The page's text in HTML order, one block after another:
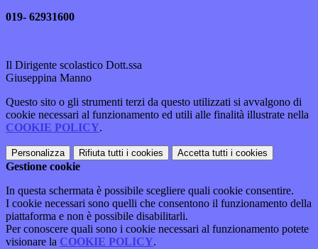
019- 62931600
Il Dirigente scolastico Dott.ssa
Giuseppina Manno
Questo sito o gli strumenti terzi da questo utilizzati si avvalgono di
cookie necessari al funzionamento ed utili alle finalità illustrate nella
COOKIE POLICY.
Personalizza Rifiuta tutti i cookies Accetta tutti i cookies
Gestione cookie
In questa schermata è possibile scegliere quali cookie consentire.
I cookie necessari sono quelli che consentono il funzionamento della
piattaforma e non è possibile disabilitarli.
Per conoscere quali sono i cookie necessari al funzionamento potete
visionare la COOKIE POLICY.